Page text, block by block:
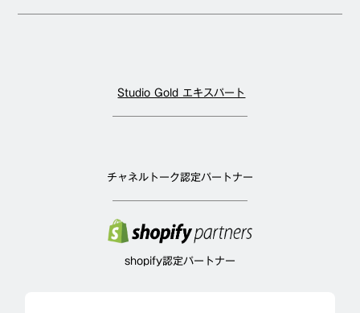
Studio Gold エキスパート
チャネルトーク認定パートナー
shopify認定パートナー